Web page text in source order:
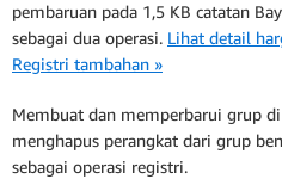
pembaruan pada 1,5 KB catatan
sebagai dua operasi. Lihat detail
Registri tambahan »
Membuat dan memperbarui grup
menghapus perangkat dari grup
sebagai operasi registri.